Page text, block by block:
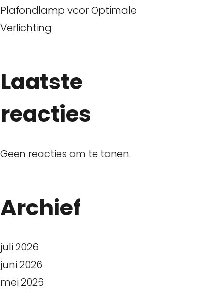
Plafondlamp voor Optimale
Verlichting
Laatste
reacties
Geen reacties om te tonen.
Archief
juli 2026
juni 2026
mei 2026